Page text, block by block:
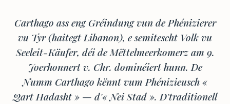
Carthago ass eng Gréindung vun de Phénizierer
vu Tyr (haitegt Libanon), e semitescht Volk vu
Seeleit-Käufer, déi de Mëttelmeerkomerz am 9.
Joerhonnert v. Chr. dominéiert hunn. De
Numm Carthago kënnt vum Phénizieusch «
Qart Hadasht » — d'« Nei Stad ». D'traditionell